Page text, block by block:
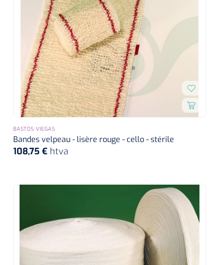
BASTOS VIEGAS
Bandes velpeau - lisère rouge - cello - stérile
108,75 € htva